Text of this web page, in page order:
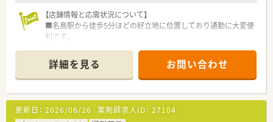
【店舗情報と応需状況について】
■名島駅から徒歩5分ほどの好立地に位置しており通勤に大変便
利です。
需しております。
■薬剤師は正社員が3名、調剤事務員が2～3名在籍しており、連
携がスムーズです。
【法人特徴について】
詳細を見る お問い合わせ
更新日： 2026/06/26 薬剤師求人ID： 27104